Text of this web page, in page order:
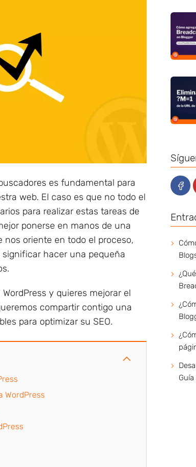
es fundamental para
web. El caso es que no todo el
para realizar estas tareas de
ponerse en manos de una
nos oriente en todo el proceso,
significar hacer una pequeña
y quieres mejorar el
compartir contigo una
para optimizar su SEO.
WordPress
Guía